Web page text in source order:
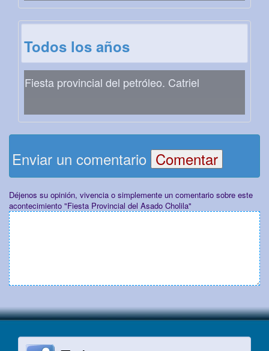
Todos los años
Fiesta provincial del petróleo. Catriel
Enviar un comentario
Déjenos su opinión, vivencia o simplemente un comentario sobre este
acontecimiento "Fiesta Provincial del Asado Cholila"